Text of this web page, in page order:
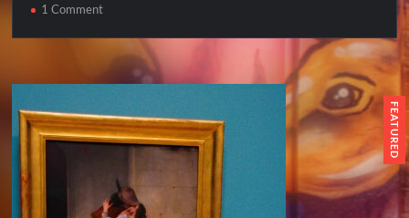
1 Commenton
D’IMAGES
–
Octobre
FEATURED